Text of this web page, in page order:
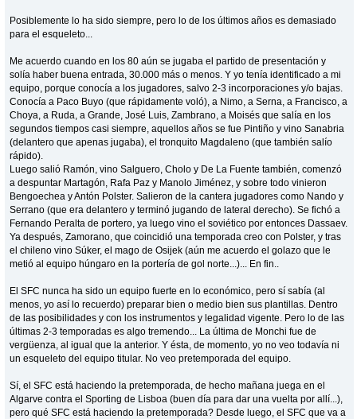
Posiblemente lo ha sido siempre, pero lo de los últimos años es demasiado
para el esqueleto...
Me acuerdo cuando en los 80 aún se jugaba el partido de presentación y
solía haber buena entrada, 30.000 más o menos. Y yo tenía identificado a mi
equipo, porque conocía a los jugadores, salvo 2-3 incorporaciones y/o bajas.
Conocía a Paco Buyo (que rápidamente voló), a Nimo, a Serna, a Francisco, a
Choya, a Ruda, a Grande, José Luis, Zambrano, a Moisés que salía en los
segundos tiempos casi siempre, aquellos años se fue Pintiño y vino Sanabria
(delantero que apenas jugaba), el tronquito Magdaleno (que también salío
rápido).
Luego salió Ramón, vino Salguero, Cholo y De La Fuente también, comenzó
a despuntar Martagón, Rafa Paz y Manolo Jiménez, y sobre todo vinieron
Bengoechea y Antón Polster. Salieron de la cantera jugadores como Nando y
Serrano (que era delantero y terminó jugando de lateral derecho). Se fichó a
Fernando Peralta de portero, ya luego vino el soviético por entonces Dassaev.
Ya después, Zamorano, que coincidió una temporada creo con Polster, y tras
el chileno vino Súker, el mago de Osijek (aún me acuerdo el golazo que le
metió al equipo húngaro en la portería de gol norte...)... En fin..
El SFC nunca ha sido un equipo fuerte en lo económico, pero sí sabía (al
menos, yo así lo recuerdo) preparar bien o medio bien sus plantillas. Dentro
de las posibilidades y con los instrumentos y legalidad vigente. Pero lo de las
últimas 2-3 temporadas es algo tremendo... La última de Monchi fue de
vergüenza, al igual que la anterior. Y ésta, de momento, yo no veo todavía ni
un esqueleto del equipo titular. No veo pretemporada del equipo.
Sí, el SFC está haciendo la pretemporada, de hecho mañana juega en el
Algarve contra el Sporting de Lisboa (buen día para dar una vuelta por allí...),
pero qué SFC está haciendo la pretemporada? Desde luego, el SFC que va a